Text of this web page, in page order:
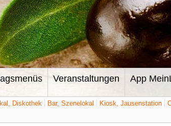
Veranstaltungen App
Diskothek Bar, Szenelokal Kiosk, Jausenstation